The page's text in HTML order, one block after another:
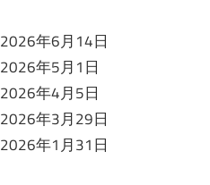
2026年6月14日
2026年5月1日
2026年4月5日
2026年3月29日
2026年1月31日